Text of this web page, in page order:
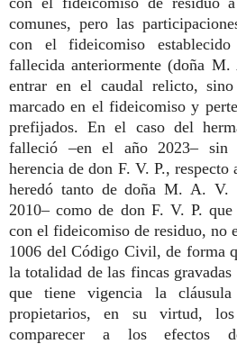
comunes, pero las
con el fideicomiso
fallecida anteriormente (doña
entrar en el caudal relicto,
marcado en el fideicomiso y
prefijados. En el caso del
falleció –en el año 2023– sin
herencia de don F. V. P.,
heredó tanto de doña M. A. V.
2010– como de don F. V. P. que
con el fideicomiso de residuo, no
1006 del Código Civil, de forma
la totalidad de las fincas
que tiene vigencia la cláusula
propietarios, en su virtud,
comparecer a los efectos